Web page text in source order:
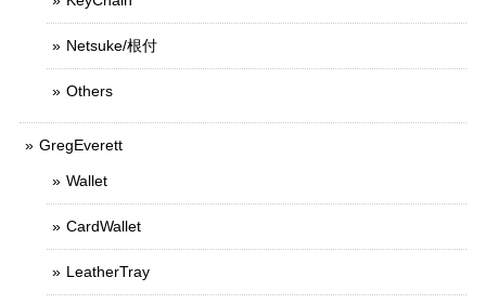
Netsuke/根付
Others
GregEverett
Wallet
CardWallet
LeatherTray